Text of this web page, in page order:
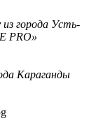
города Усть-
PRO»
Караганды